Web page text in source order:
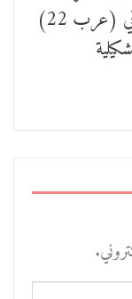
البحري في (عرب 22)